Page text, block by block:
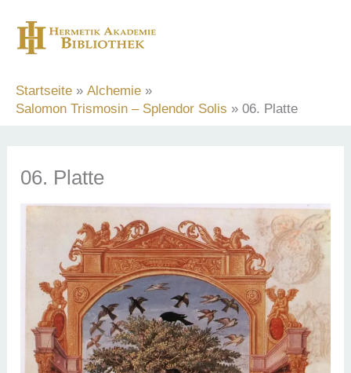
Inhalt
springen
Startseite
Alchemie
Salomon Trismosin – Splendor Solis
06. Platte
06. Platte